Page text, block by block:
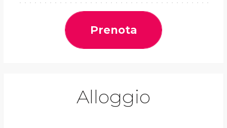
Prenota
Alloggio